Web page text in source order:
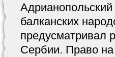
балканских
предусматривал
Сербии. Право